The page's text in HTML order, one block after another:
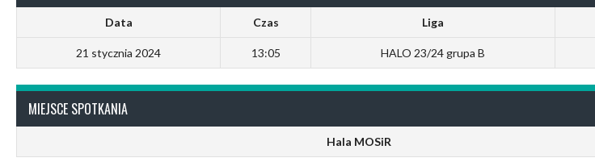
Data Czas Liga
21 stycznia 2024 13:05 HALO 23/24 grupa B
MIEJSCE SPOTKANIA
Hala MOSiR